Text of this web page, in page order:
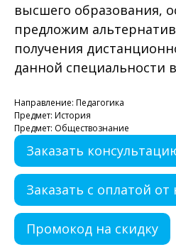
высшего образования,
предложим
получения
данной специальности
Направление: Педагогика
Предмет: История
Предмет: Обществознание
Заказать
Заказать с оплатой
Промокод на скидку